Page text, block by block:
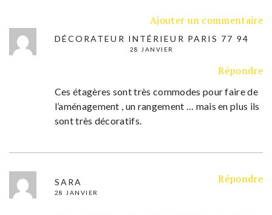
Ajouter un commentaire
DÉCORATEUR INTÉRIEUR PARIS 77 94
28 JANVIER
Répondre
Ces étagères sont très commodes pour faire de
l’aménagement , un rangement … mais en plus ils
sont très décoratifs.
SARA
28 JANVIER
Répondre